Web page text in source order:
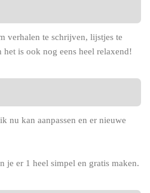
verhalen te schrijven, lijstjes te
is ook nog eens heel relaxend!
nu kan aanpassen en er nieuwe
je er 1 heel simpel en gratis maken.